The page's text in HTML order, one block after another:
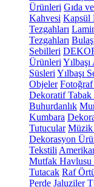
Ürünleri Gıda
Kahvesi Kapsül
Tezgahları
Tezgahları
Sebilleri
Ürünleri Yılbaşı
Süsleri Yılbaşı
Objeler
Dekoratif Tabak
Buhurdanlık
Kumbara
Tutucular Müzik
Dekorasyon
Tekstili
Mutfak Havlusu
Tutacak Raf
Perde Jaluziler